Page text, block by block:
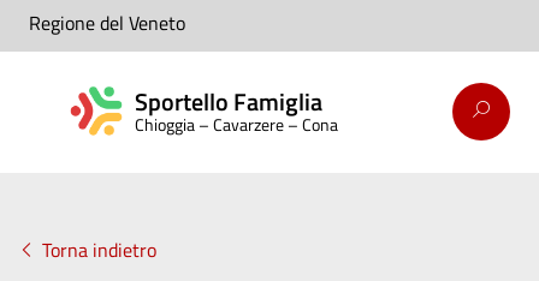
Regione del Veneto
Sportello Famiglia
Chioggia – Cavarzere – Cona
Torna indietro